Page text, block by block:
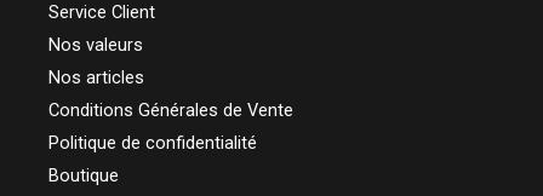
Service Client
Nos valeurs
Nos articles
Conditions Générales de Vente
Politique de confidentialité
Boutique